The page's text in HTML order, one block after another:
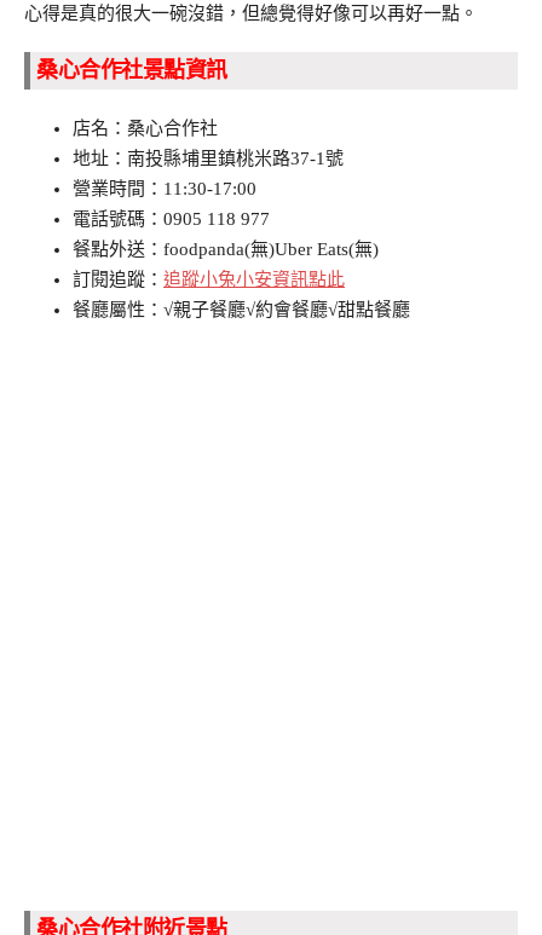
心得是真的很大一碗沒錯，但總覺得好像可以再好一點。
桑心合作社景點資訊
店名：桑心合作社
地址：南投縣埔里鎮桃米路37-1號
營業時間：11:30-17:00
電話號碼：0905 118 977
餐點外送：foodpanda(無)Uber Eats(無)
訂閱追蹤： 追蹤小兔小安資訊點此
餐廳屬性：√親子餐廳√約會餐廳√甜點餐廳
桑心合作社附近景點